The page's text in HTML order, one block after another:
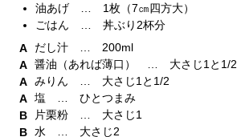
油あげ … 1枚（7㎝四方大）
ごはん … 丼ぶり2杯分
だし汁 … 200ml
醤油（あれば薄口） … 大さじ1と1/2
みりん … 大さじ1と1/2
塩 … ひとつまみ
片栗粉 … 大さじ1
水 … 大さじ2